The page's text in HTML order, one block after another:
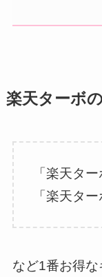
楽天ターボ
「楽天タ
「楽天タ
など1番お得